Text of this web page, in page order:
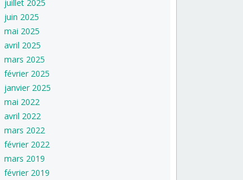
juillet 2025
juin 2025
mai 2025
avril 2025
mars 2025
février 2025
janvier 2025
mai 2022
avril 2022
mars 2022
février 2022
mars 2019
février 2019